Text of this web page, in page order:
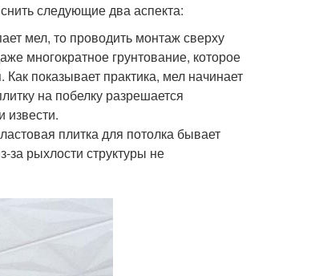
следующие два аспекта:
мел, то проводить монтаж сверху
многократное грунтование, которое
показывает практика, мел начинает
на побелку разрешается
извести.
плитка для потолка бывает
за рыхлости структуры не